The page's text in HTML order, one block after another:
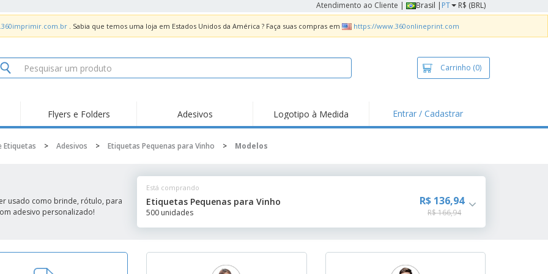
Atendimento ao Cliente | Brasil | PT R$ (BRL)
. Sabia que temos uma loja em Estados Unidos da América ? Faça suas compras em https://www.360onlineprint.com
Carrinho (0)
Tendências
Adesivos Vinil
Expositores
Malas e Mochilas
Sacos
Protetor Facial
Promoções
Ímã de Geladeira
Placa de Propaganda
Flyers e Folders Adesivos Logotipo à Medida Entrar / Cadastrar
Etiquetas > Adesivos > Etiquetas Pequenas para Vinho > Modelos
usado como brinde, rótulo, para
adesivo personalizado!
Está comprando
Etiquetas Pequenas para Vinho
500 unidades
R$ 136,94
R$ 166,94